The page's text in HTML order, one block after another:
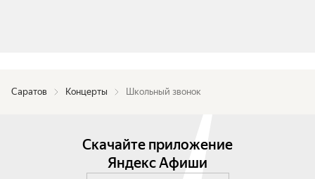
Саратов Концерты Школьный звонок
Скачайте приложение
Яндекс Афиши